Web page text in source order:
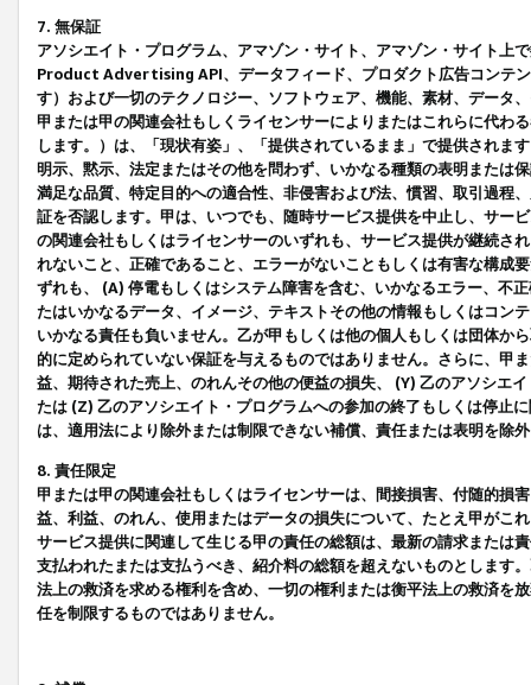
7. 無保証
アソシエイト・プログラム、アマゾン・サイト、アマゾン・サイト上
Product Advertising API、データフィード、プロダクト広告コンテ
す）および一切のテクノロジー、ソフトウェア、機能、素材、データ
甲または甲の関連会社もしくライセンサーによりまたはこれらに代わ
します。）は、「現状有姿」、「提供されているまま」で提供されま
明示、黙示、法定またはその他を問わず、いかなる種類の表明または
満足な品質、特定目的への適合性、非侵害および法、慣習、取引過程
証を否認します。甲は、いつでも、随時サービス提供を中止し、サー
の関連会社もしくはライセンサーのいずれも、サービス提供が継続さ
れないこと、正確であること、エラーがないこともしくは有害な構成
ずれも、 (A) 停電もしくはシステム障害を含む、いかなるエラー、不
たはいかなるデータ、イメージ、テキストその他の情報もしくはコン
いかなる責任も負いません。乙が甲もしくは他の個人もしくは団体か
的に定められていない保証を与えるものではありません。さらに、甲
益、期待された売上、のれんその他の便益の損失、 (Y) 乙のアソシエ
たは (Z) 乙のアソシエイト・プログラムへの参加の終了もしくは停止
は、適用法により除外または制限できない補償、責任または表明を除
8. 責任限定
甲または甲の関連会社もしくはライセンサーは、間接損害、付随的損
益、利益、のれん、使用またはデータの損失について、たとえ甲がこ
サービス提供に関連して生じる甲の責任の総額は、最新の請求または
支払われたまたは支払うべき、紹介料の総額を超えないものとします
法上の救済を求める権利を含め、一切の権利または衡平法上の救済を
任を制限するものではありません。